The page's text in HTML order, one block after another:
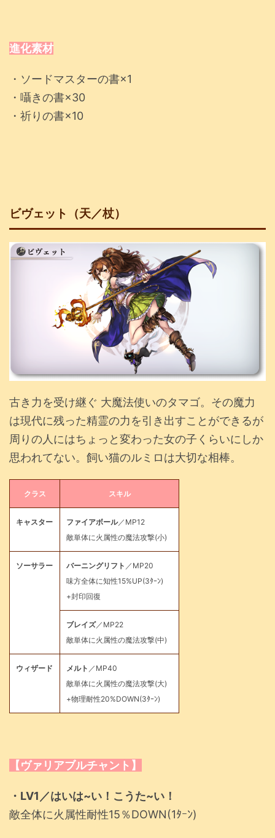
進化素材
・ソードマスターの書×1
・囁きの書×30
・祈りの書×10
ビヴェット（天／杖）
古き力を受け継ぐ 大魔法使いのタマゴ。その魔力
は現代に残った精霊の力を引き出すことができるが
周りの人にはちょっと変わった女の子くらいにしか
思われてない。飼い猫のルミロは大切な相棒。
クラス スキル
キャスター ファイアボール／MP12
敵単体に火属性の魔法攻撃(小)
ソーサラー バーニングリフト ／MP20
味方全体に知性15%UP(3ﾀｰﾝ)
+封印回復
ブレイズ／MP22
敵単体に火属性の魔法攻撃(中)
ウィザード メルト ／MP40
敵単体に火属性の魔法攻撃(大)
+物理耐性20%DOWN(3ﾀｰﾝ)
【ヴァリアブルチャント】
・LV1／はいは~い！こうた~い！
敵全体に火属性耐性15％DOWN(1ﾀｰﾝ)